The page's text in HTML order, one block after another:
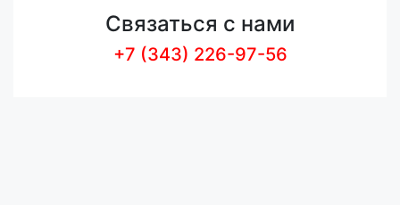
Связаться с нами
+7 (343) 226-97-56